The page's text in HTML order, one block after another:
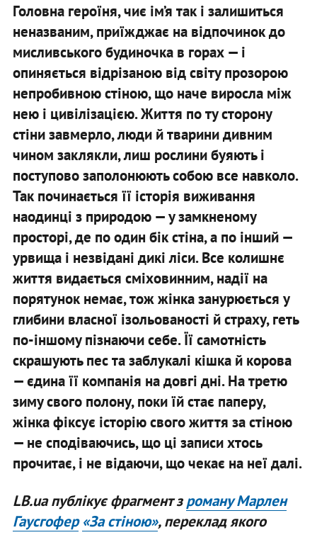
Головна героїня, чиє ім’я так і залишиться
неназваним, приїжджає на відпочинок до
мисливського будиночка в горах — і
опиняється відрізаною від світу прозорою
непробивною стіною, що наче виросла між
нею і цивілізацією. Життя по ту сторону
стіни завмерло, люди й тварини дивним
чином заклякли, лиш рослини буяють і
поступово заполонюють собою все навколо.
Так починається її історія виживання
наодинці з природою — у замкненому
просторі, де по один бік стіна, а по інший —
урвища і незвідані дикі ліси. Все колишнє
життя видається сміховинним, надії на
порятунок немає, тож жінка занурюється у
глибини власної ізольованості й страху, геть
по-іншому пізнаючи себе. Її самотність
скрашують пес та заблукалі кішка й корова
— єдина її компанія на довгі дні. На третю
зиму свого полону, поки їй стає паперу,
жінка фіксує історію свого життя за стіною
— не сподіваючись, що ці записи хтось
прочитає, і не відаючи, що чекає на неї далі.
LB.ua публікує фрагмент зроману Марлен
Гаусгофер «За стіною», переклад якого